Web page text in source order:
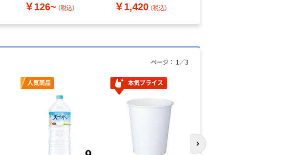
￥126~ （税込） ￥1,420 （税込）
人気商品 本気プライス
ページ： 1 ／3
次のスライドへ